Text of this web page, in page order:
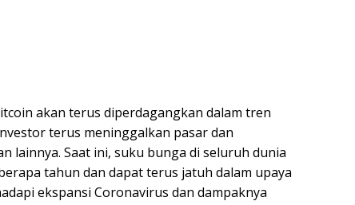
akan terus diperdagangkan dalam tren
terus meninggalkan pasar dan
lainnya. Saat ini, suku bunga di seluruh dunia
tahun dan dapat terus jatuh dalam upaya
ekspansi Coronavirus dan dampaknya